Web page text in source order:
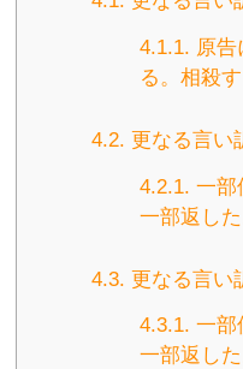
4.1.1. 原
る。相殺す
4.2. 更なる言
4.2.1. 一部
一部返した
4.3. 更なる言
4.3.1. 一部
一部返した